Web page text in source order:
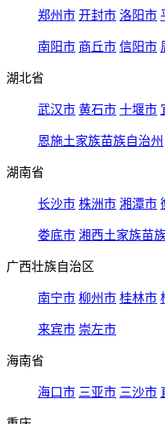
郑州市 开封市 洛阳市
南阳市 商丘市 信阳市
湖北省
武汉市 黄石市 十堰市
恩施土家族苗族自治州
湖南省
长沙市 株洲市 湘潭市
娄底市 湘西土家族苗
广西壮族自治区
南宁市 柳州市 桂林市
来宾市 崇左市
海南省
海口市 三亚市 三沙市